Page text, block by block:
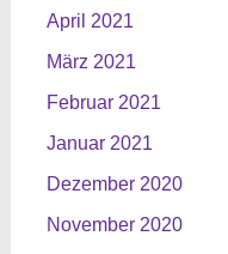
April 2021
März 2021
Februar 2021
Januar 2021
Dezember 2020
November 2020